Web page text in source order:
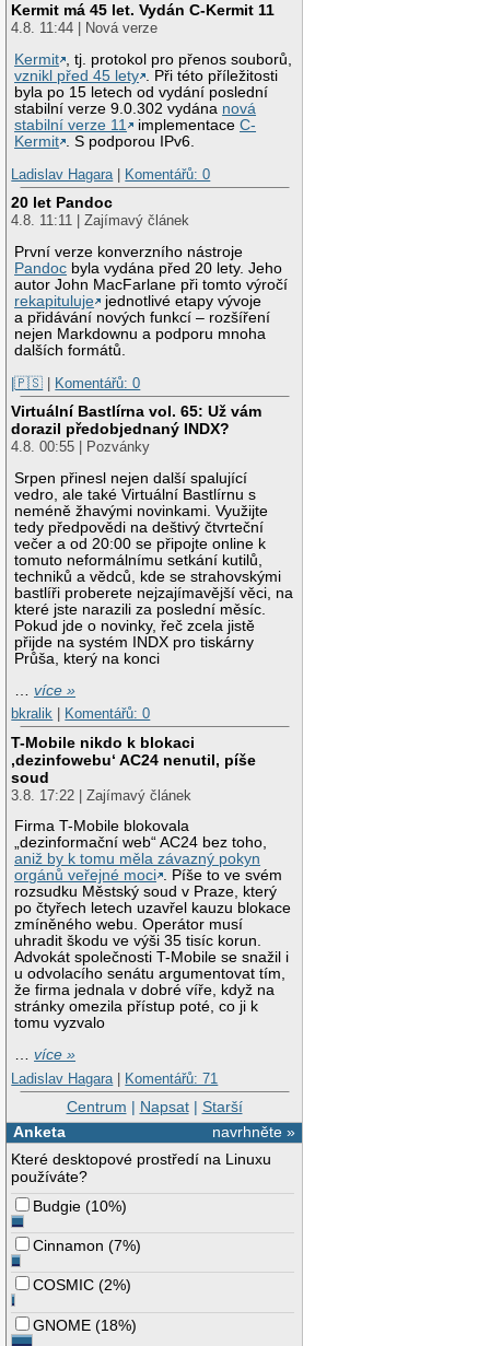
Kermit má 45 let. Vydán C-Kermit 11
4.8. 11:44 | Nová verze
Kermit , tj. protokol pro přenos souborů,
vznikl před 45 lety . Při této příležitosti
byla po 15 letech od vydání poslední
stabilní verze 9.0.302 vydána nová
stabilní verze 11
implementaceC-
Kermit . S podporou IPv6.
Ladislav Hagara | Komentářů: 0
20 let Pandoc
4.8. 11:11 | Zajímavý článek
První verze konverzního nástroje
Pandoc byla vydána před 20 lety. Jeho
autor John MacFarlane při tomto výročí
rekapituluje
jednotlivé etapy vývoje
a přidávání nových funkcí – rozšíření
nejen Markdownu a podporu mnoha
dalších formátů.
|🇵🇸 | Komentářů: 0
Virtuální Bastlírna vol. 65: Už vám
dorazil předobjednaný INDX?
4.8. 00:55 | Pozvánky
Srpen přinesl nejen další spalující
vedro, ale také Virtuální Bastlírnu s
neméně žhavými novinkami. Využijte
tedy předpovědi na deštivý čtvrteční
večer a od 20:00 se připojte online k
tomuto neformálnímu setkání kutilů,
techniků a vědců, kde se strahovskými
bastlíři proberete nejzajímavější věci, na
které jste narazili za poslední měsíc.
Pokud jde o novinky, řeč zcela jistě
přijde na systém INDX pro tiskárny
Průša, který na konci
…více »
bkralik
Komentářů: 0
T-Mobile nikdo k blokaci
‚dezinfowebu‘ AC24 nenutil, píše
soud
3.8. 17:22 | Zajímavý článek
Firma T-Mobile blokovala
„dezinformační web“ AC24 bez toho,
aniž by k tomu měla závazný pokyn
orgánů veřejné moci . Píše to ve svém
rozsudku Městský soud v Praze, který
po čtyřech letech uzavřel kauzu blokace
zmíněného webu. Operátor musí
uhradit škodu ve výši 35 tisíc korun.
Advokát společnosti T-Mobile se snažil i
u odvolacího senátu argumentovat tím,
že firma jednala v dobré víře, když na
stránky omezila přístup poté, co ji k
tomu vyzvalo
…více »
Ladislav Hagara | Komentářů: 71
Centrum | Napsat| Starší
navrhněte »
Anketa
Které desktopové prostředí na Linuxu
používáte?
Budgie (10%)
Cinnamon (7%)
COSMIC (2%)
GNOME (18%)